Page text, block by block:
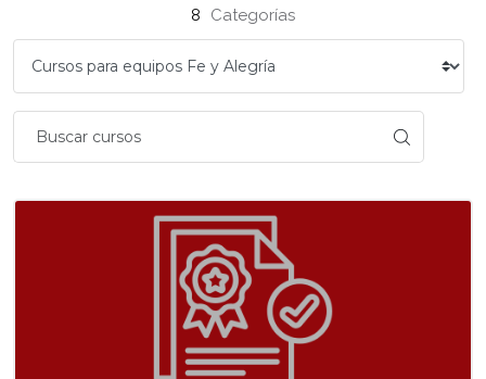
8 Categorías